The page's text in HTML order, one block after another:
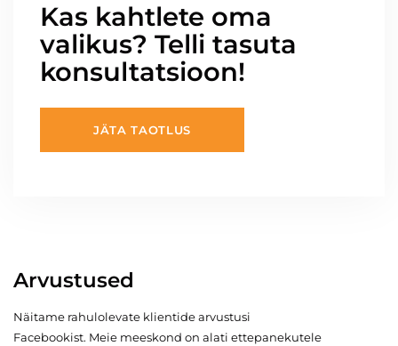
Kas kahtlete oma
valikus? Telli tasuta
konsultatsioon!
JÄTA TAOTLUS
Arvustused
Näitame rahulolevate klientide arvustusi
Facebookist. Meie meeskond on alati ettepanekutele